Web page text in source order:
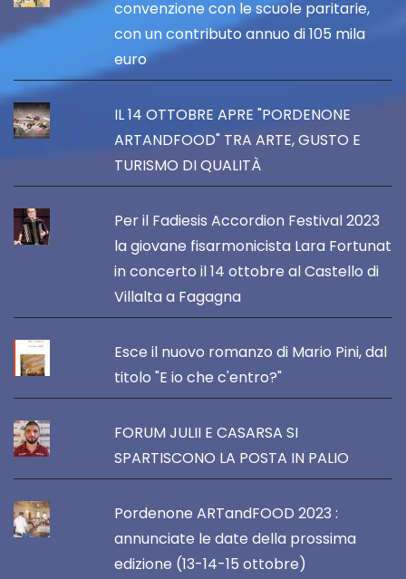
convenzione con le scuole paritarie,
con un contributo annuo di 105 mila
euro
IL 14 OTTOBRE APRE "PORDENONE
ARTANDFOOD" TRA ARTE, GUSTO E
TURISMO DI QUALITÀ
Per il Fadiesis Accordion Festival 2023
la giovane fisarmonicista Lara Fortunat
in concerto il 14 ottobre al Castello di
Villalta a Fagagna
Esce il nuovo romanzo di Mario Pini, dal
titolo "E io che c'entro?"
FORUM JULII E CASARSA SI
SPARTISCONO LA POSTA IN PALIO
Pordenone ARTandFOOD 2023 :
annunciate le date della prossima
edizione (13-14-15 ottobre)